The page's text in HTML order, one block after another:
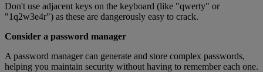
Don't use adjacent keys on the keyboard (like "qwerty" or
"1q2w3e4r") as these are dangerously easy to crack.
Consider a password manager
A password manager can generate and store complex passwords,
helping you maintain security without having to remember each one.